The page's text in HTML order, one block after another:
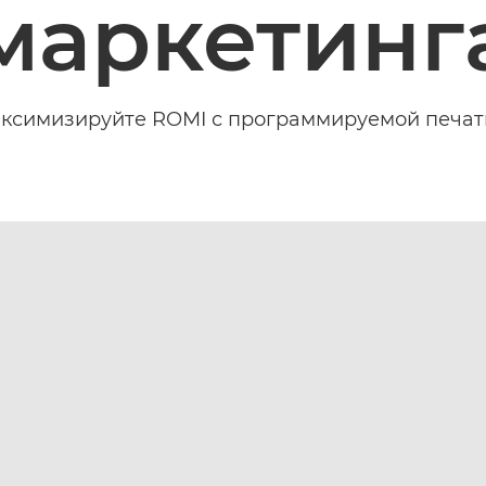
ROMI с программируемой